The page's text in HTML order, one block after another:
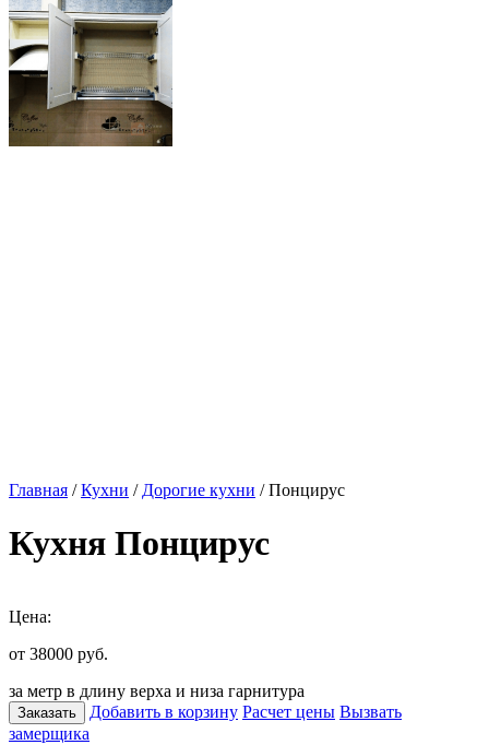
Главная /Кухни / Дорогие кухни / Понцирус
Кухня Понцирус
Цена:
от 38000 руб.
за метр в длину верха и низа гарнитура
Заказать Добавить в корзину Расчет цены Вызвать
замерщика